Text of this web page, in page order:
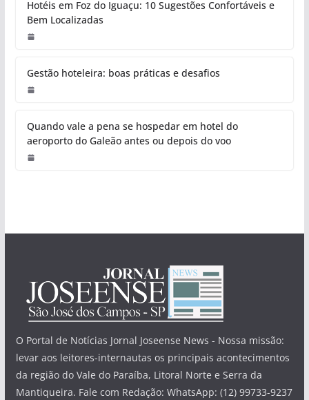
Hotéis em Foz do Iguaçu: 10 Sugestões Confortáveis e
Bem Localizadas
Gestão hoteleira: boas práticas e desafios
Quando vale a pena se hospedar em hotel do
aeroporto do Galeão antes ou depois do voo
O Portal de Notícias Jornal Joseense News - Nossa missão:
levar aos leitores-internautas os principais acontecimentos
da região do Vale do Paraíba, Litoral Norte e Serra da
Mantiqueira. Fale com Redação: WhatsApp: (12) 99733-9237